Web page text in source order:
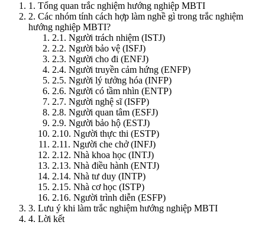
1. Tổng quan trắc nghiệm hướng nghiệp MBTI
2. Các nhóm tính cách hợp làm nghề gì trong trắc nghiệm
hướng nghiệp MBTI?
2.1. Người trách nhiệm (ISTJ)
2.2. Người bảo vệ (ISFJ)
2.3. Người cho đi (ENFJ)
2.4. Người truyền cảm hứng (ENFP)
2.5. Người lý tưởng hóa (INFP)
2.6. Người có tầm nhìn (ENTP)
2.7. Người nghệ sĩ (ISFP)
2.8. Người quan tâm (ESFJ)
2.9. Người bảo hộ (ESTJ)
2.10. Người thực thi (ESTP)
2.11. Người che chở (INFJ)
2.12. Nhà khoa học (INTJ)
2.13. Nhà điều hành (ENTJ)
2.14. Nhà tư duy (INTP)
2.15. Nhà cơ học (ISTP)
2.16. Người trình diễn (ESFP)
3. Lưu ý khi làm trắc nghiệm hướng nghiệp MBTI
4. Lời kết